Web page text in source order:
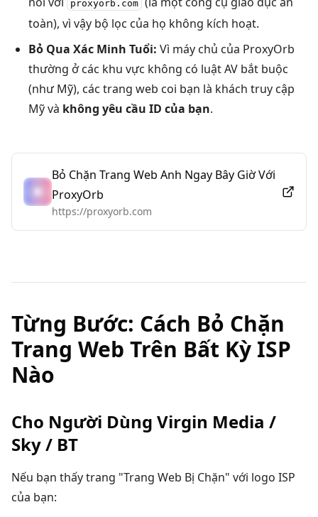
proxyorb.com
toàn), vì vậy bộ lọc của họ không kích hoạt.
Bỏ Qua Xác Minh Tuổi: Vì máy chủ của ProxyOrb
thường ở các khu vực không có luật AV bắt buộc
(như Mỹ), các trang web coi bạn là khách truy cập
Mỹ và không yêu cầu ID của bạn.
Bỏ Chặn Trang Web Anh Ngay Bây Giờ Với
ProxyOrb
https://proxyorb.com
Từng Bước: Cách Bỏ Chặn
Trang Web Trên Bất Kỳ ISP
Nào
Cho Người Dùng Virgin Media /
Sky / BT
Nếu bạn thấy trang "Trang Web Bị Chặn" với logo ISP
của bạn: